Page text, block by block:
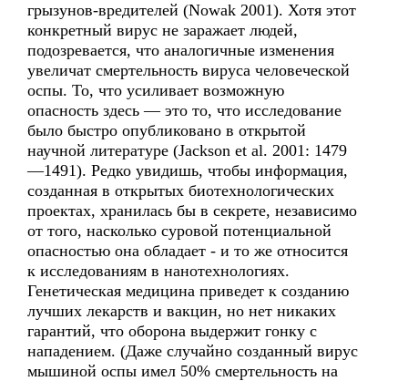
грызунов-вредителей (Nowak 2001). Хотя этот
конкретный вирус не заражает людей,
подозревается, что аналогичные изменения
увеличат смертельность вируса человеческой
оспы. То, что усиливает возможную
опасность здесь — это то, что исследование
было быстро опубликовано в открытой
научной литературе (Jackson et al. 2001: 1479
—1491). Редко увидишь, чтобы информация,
созданная в открытых биотехнологических
проектах, хранилась бы в секрете, независимо
от того, насколько суровой потенциальной
опасностью она обладает - и то же относится
к исследованиям в нанотехнологиях.
Генетическая медицина приведет к созданию
лучших лекарств и вакцин, но нет никаких
гарантий, что оборона выдержит гонку с
нападением. (Даже случайно созданный вирус
мышиной оспы имел 50% смертельность на